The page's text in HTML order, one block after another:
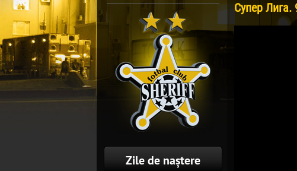
Zile de naștere
Супер Лига.